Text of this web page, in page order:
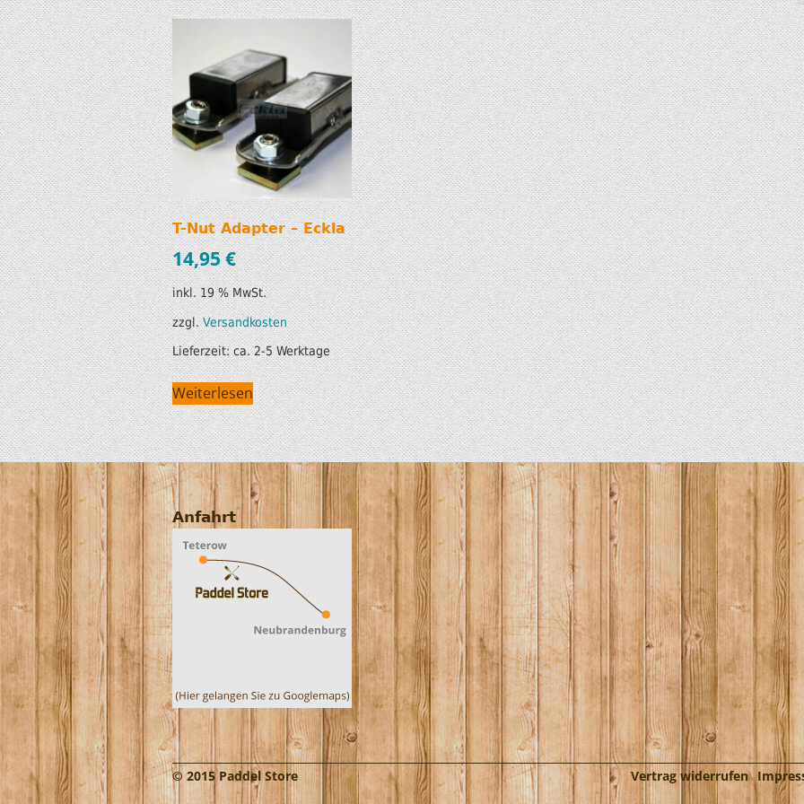
SUP AIR SUP
MODUL KAJAKS
LUFTBOOTE
LEICHTE BOOTE FÜR IHR
WOHNMOBIL
SONDERANGEBOTE/SALE
WILDERNESS
ZUBEHÖR
DOPPELPADDEL
STECHPADDEL
WESTEN &
TRANSPORT &
LAGERUNG
BOOTSWAGEN
SPRITZDECKEN/
LUKENDECKEL
RAM ZUBEHÖR
HOBIE KAJAKS
ELEKTROMOTORE
T-Nut Adapter – Eckla
14,95€
inkl. 19 % MwSt.
zzgl.Versandkosten
Lieferzeit:ca. 2-5 Werktage
Weiterlesen
Anfahrt
© 2015 Paddel Store Vertrag widerrufen